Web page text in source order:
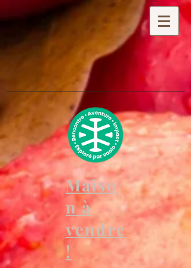
Maiso
n à
vendre
!